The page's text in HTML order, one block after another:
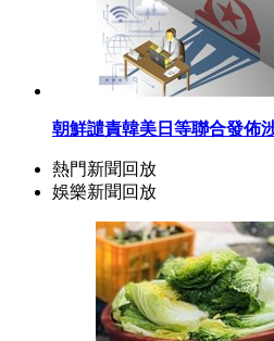
朝鮮譴責韓美日等聯合發佈
熱門新聞回放
娛樂新聞回放